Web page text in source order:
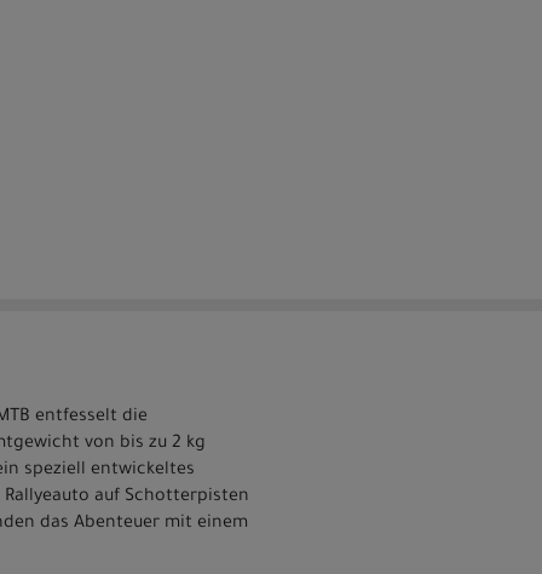
entfesselt die
von bis zu 2 kg
speziell entwickeltes
auf Schotterpisten
das Abenteuer mit einem